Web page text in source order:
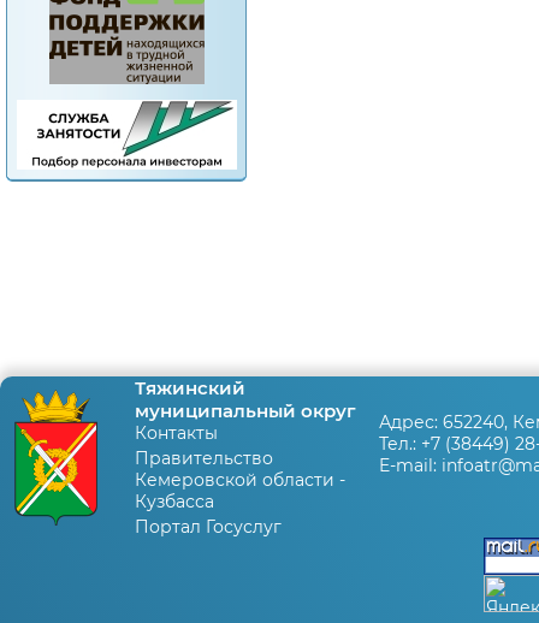
Тяжинский
муниципальный округ
Контакты
Правительство
Кемеровской области -
Кузбасса
Портал Госуслуг
Адрес: 652240,
Тел.: +7 (38449)
E-mail: